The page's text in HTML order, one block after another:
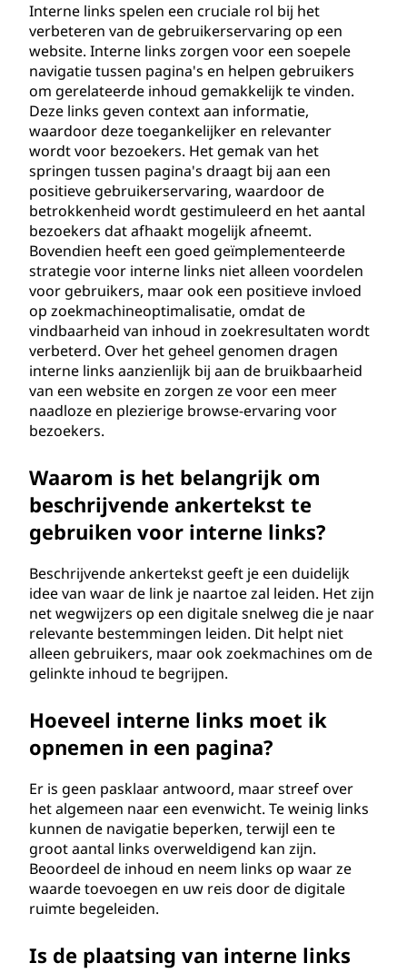
Interne links spelen een cruciale rol bij het
verbeteren van de gebruikerservaring op een
website. Interne links zorgen voor een soepele
navigatie tussen pagina's en helpen gebruikers
om gerelateerde inhoud gemakkelijk te vinden.
Deze links geven context aan informatie,
waardoor deze toegankelijker en relevanter
wordt voor bezoekers. Het gemak van het
springen tussen pagina's draagt bij aan een
positieve gebruikerservaring, waardoor de
betrokkenheid wordt gestimuleerd en het aantal
bezoekers dat afhaakt mogelijk afneemt.
Bovendien heeft een goed geïmplementeerde
strategie voor interne links niet alleen voordelen
voor gebruikers, maar ook een positieve invloed
op zoekmachineoptimalisatie, omdat de
vindbaarheid van inhoud in zoekresultaten wordt
verbeterd. Over het geheel genomen dragen
interne links aanzienlijk bij aan de bruikbaarheid
van een website en zorgen ze voor een meer
naadloze en plezierige browse-ervaring voor
bezoekers.
Waarom is het belangrijk om
beschrijvende ankertekst te
gebruiken voor interne links?
Beschrijvende ankertekst geeft je een duidelijk
idee van waar de link je naartoe zal leiden. Het zijn
net wegwijzers op een digitale snelweg die je naar
relevante bestemmingen leiden. Dit helpt niet
alleen gebruikers, maar ook zoekmachines om de
gelinkte inhoud te begrijpen.
Hoeveel interne links moet ik
opnemen in een pagina?
Er is geen pasklaar antwoord, maar streef over
het algemeen naar een evenwicht. Te weinig links
kunnen de navigatie beperken, terwijl een te
groot aantal links overweldigend kan zijn.
Beoordeel de inhoud en neem links op waar ze
waarde toevoegen en uw reis door de digitale
ruimte begeleiden.
Is de plaatsing van interne links